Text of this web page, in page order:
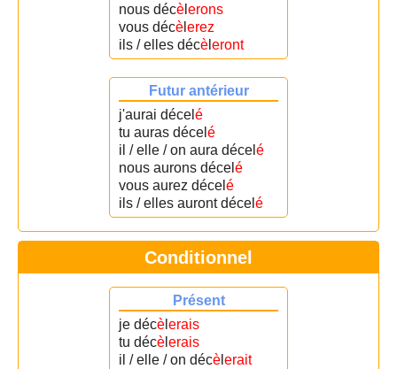
nous décè erons
vous décè erez
ils / elles décè eront
Futur antérieur
j'aurai décel é
tu auras décel é
il / elle / on aura décel é
nous aurons décel é
vous aurez décel é
ils / elles auront décel é
Conditionnel
Présent
je décè erais
tu décè erais
il / elle / on décè erait